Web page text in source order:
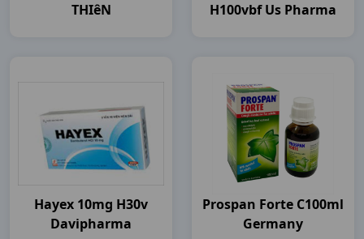
THIêN
H100vbf Us Pharma
Hayex 10mg H30v
Davipharma
Prospan Forte C100ml
Germany